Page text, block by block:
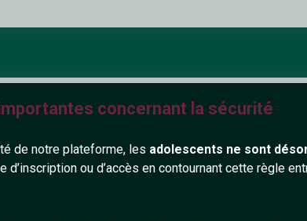
concernant la sécurité
de notre plateforme, les adolescents ne sont
d’inscription ou d’accès en contournant cette règle